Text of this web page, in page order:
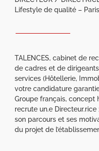
Lifestyle de qualité – Paris
TALENCES, cabinet de
de cadres et de
services (Hôtellerie,
votre candidature
Groupe français, concept
recrute un.e
son parcours et ses
du projet de